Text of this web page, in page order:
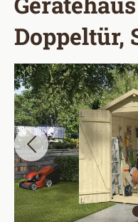
Doppeltür,
Bildergalerie